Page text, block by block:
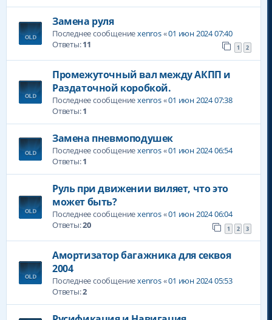
Замена руля
Последнее сообщениеxenros«01 июн 2024 07:40
Ответы:11 1 2
Промежуточный вал между АКПП и
Раздаточной коробкой.
Последнее сообщениеxenros«01 июн 2024 07:38
Ответы:1
Замена пневмоподушек
Последнее сообщениеxenros«01 июн 2024 06:54
Ответы:1
Руль при движении виляет, что это
может быть?
Последнее сообщениеxenros«01 июн 2024 06:04
Ответы:20 1 2 3
Амортизатор багажника для секвоя
2004
Последнее сообщениеxenros«01 июн 2024 05:53
Ответы:2